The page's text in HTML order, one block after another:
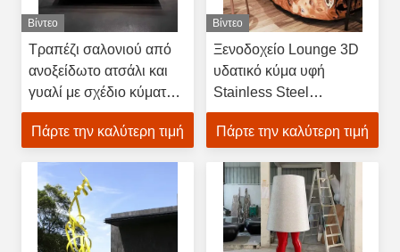
Βίντεο
Τραπέζι σαλονιού από
ανοξείδωτο ατσάλι και
γυαλί με σχέδιο κύματος,
μοντέρνο κεντρικό
κομμάτι
Πάρτε την καλύτερη τιμή
Βίντεο
Ξενοδοχείο Lounge 3D
υδατικό κύμα υφή
Stainless Steel
Sculpture Bar Table
Πάρτε την καλύτερη τιμή